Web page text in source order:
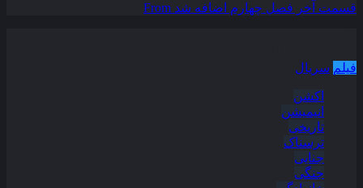
قسمت آخر فصل چهارم اضافه شد From
فیلم سریال
اکشن
انیمیشن
تاریخی
ترسناک
جنایی
جنگی